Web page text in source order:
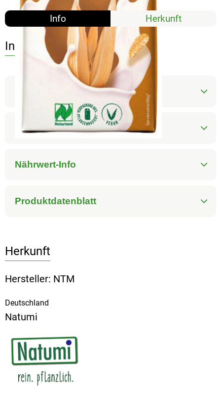
Info Herkunft
Info
Produktinformationen
Zutaten
Nährwert-Info
Produktdatenblatt
Herkunft
Hersteller: NTM
Deutschland
Natumi